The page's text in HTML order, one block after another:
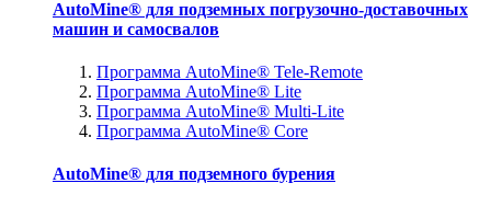
AutoMine® для подземных погрузочно-доставочных
машин и самосвалов
Программа AutoMine® Tele-Remote
Программа AutoMine® Lite
Программа AutoMine® Multi-Lite
Программа AutoMine® Core
AutoMine® для подземного бурения